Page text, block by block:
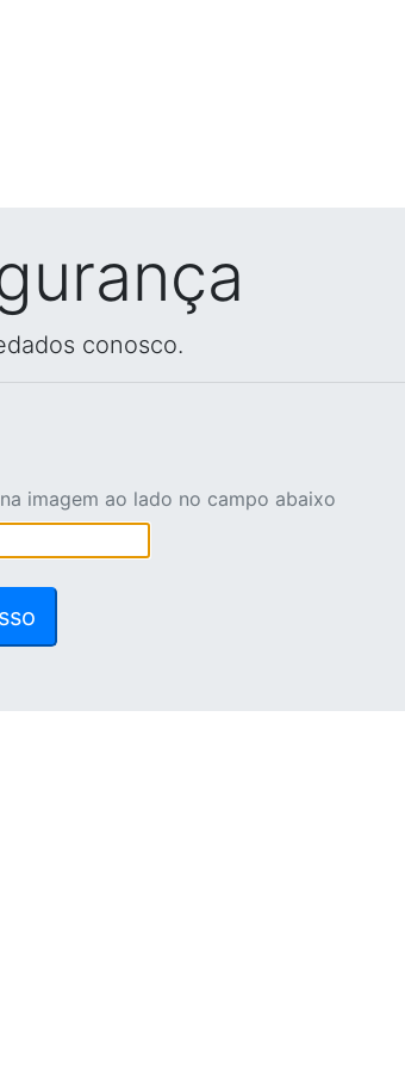
conosco.
imagem ao lado no campo abaixo